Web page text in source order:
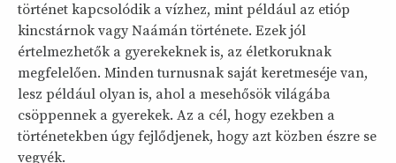
történet kapcsolódik a vízhez, mint például az etióp
kincstárnok vagy Naámán története. Ezek jól
értelmezhetők a gyerekeknek is, az életkoruknak
megfelelően. Minden turnusnak saját keretmeséje van,
lesz például olyan is, ahol a mesehősök világába
csöppennek a gyerekek. Az a cél, hogy ezekben a
történetekben úgy fejlődjenek, hogy azt közben észre se
vegyék.